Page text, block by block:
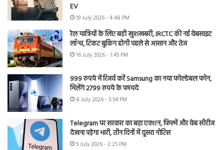
EV
19 July 2026 - 4:48 PM
रेल यात्रियों के लिए बड़ी खुशखबरी, IRCTC की नई वेबसाइट
लॉन्च, टिकट बुकिंग होगी पहले से आसान और तेज
16 July 2026 - 1:45 PM
999 रुपये में रिजर्व करें Samsung का नया फोल्डेबल फोन,
मिलेंगे 2799 रुपये के फायदे
8 July 2026 - 5:54 PM
Telegram पर सरकार का बड़ा एक्शन, फिल्में और वेब सीरीज
देखना पड़ेगा भारी, तीन दिनों में दूसरा नोटिस
5 July 2026 - 2:25 PM